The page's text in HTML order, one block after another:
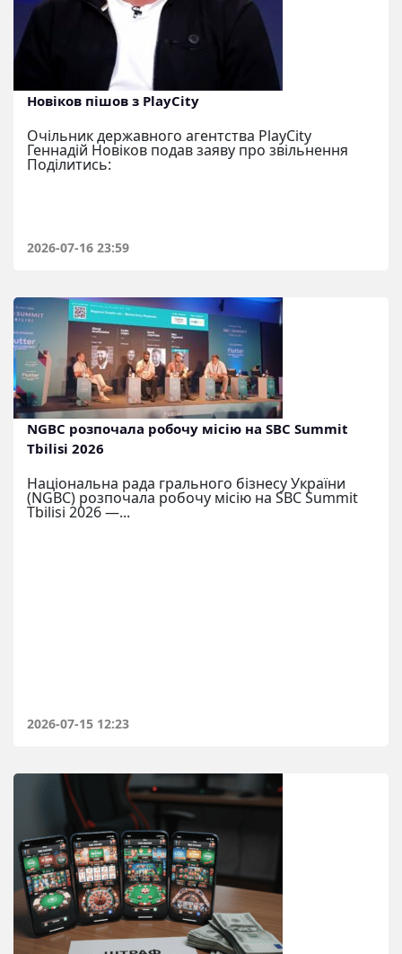
Новіков пішов з PlayCity
Очільник державного агентства PlayCity
Геннадій Новіков подав заяву про звільнення
Поділитись:
2026-07-16 23:59
NGBC розпочала робочу місію на SBC Summit
Tbilisi 2026
Національна рада грального бізнесу України
(NGBC) розпочала робочу місію на SBC Summit
Tbilisi 2026 —...
2026-07-15 12:23